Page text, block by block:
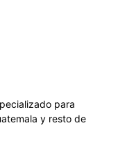
para
y resto de